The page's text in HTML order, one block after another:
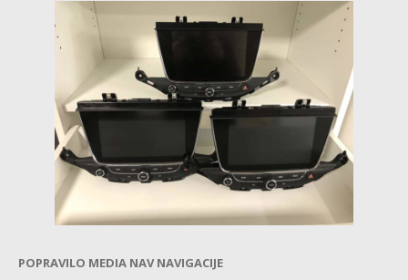
VOLKSWAGEN
MULTIMEDIJA
MENJALNIK
VZMETENJE
x 4
TRAKTORJI
POPRAVILO MEDIA NAV NAVIGACIJE